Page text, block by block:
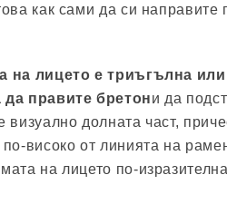
как сами да си направите
на лицето е триъгълна
правите бретони да
визуално долната част,
високо от линията на
на лицето по-